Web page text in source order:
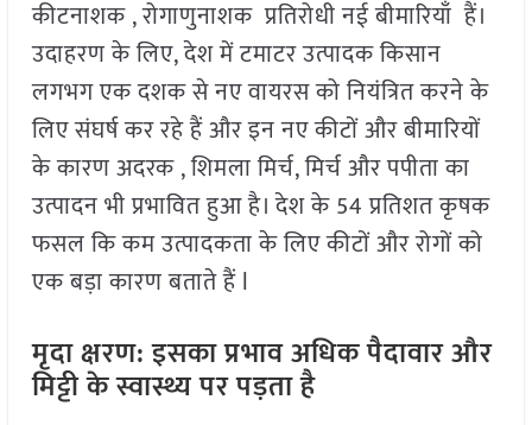
कीटनाशक , रोगाणुनाशक प्रतिरोधी नई बीमारियाँ हैं।
उदाहरण के लिए, देश में टमाटर उत्पादक किसान
लगभग एक दशक से नए वायरस को नियंत्रित करने के
लिए संघर्ष कर रहे हैं और इन नए कीटों और बीमारियों
के कारण अदरक , शिमला मिर्च, मिर्च और पपीता का
उत्पादन भी प्रभावित हुआ है। देश के 54 प्रतिशत कृषक
फसल कि कम उत्पादकता के लिए कीटों और रोगों को
एक बड़ा कारण बताते हैं l
मृदा क्षरण: इसका प्रभाव अधिक पैदावार और
मिट्टी के स्वास्थ्य पर पड़ता है